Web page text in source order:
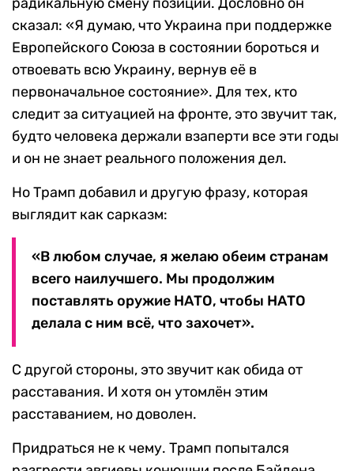
сказал: «Я думаю, что Украина при поддержке
Европейского Союза в состоянии бороться и
отвоевать всю Украину, вернув её в
первоначальное состояние». Для тех, кто
следит за ситуацией на фронте, это звучит так,
будто человека держали взаперти все эти годы
и он не знает реального положения дел.
Но Трамп добавил и другую фразу, которая
выглядит как сарказм:
«В любом случае, я желаю обеим странам
всего наилучшего. Мы продолжим
поставлять оружие НАТО, чтобы НАТО
делала с ним всё, что захочет».
С другой стороны, это звучит как обида от
расставания. И хотя он утомлён этим
расставанием, но доволен.
Придраться не к чему. Трамп попытался